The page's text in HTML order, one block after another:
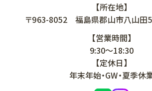
【所在地】
〒963-8052
福島県郡山市八山田
【営業時間】
9:30～18:30
【定休日】
年末年始・GW・夏季休